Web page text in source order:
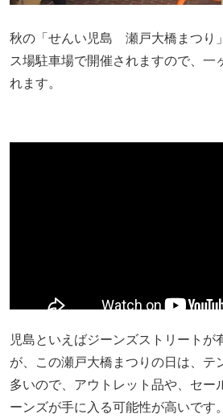
秋の「せんい児島 瀬戸大橋まつり
ス場駐車場で開催されますので、一
れます。
児島といえばジーンズストリートが
が、この瀬戸大橋まつりの日は、テ
多いので、アウトレット品や、セー
ーンズが手に入る可能性が高いです。